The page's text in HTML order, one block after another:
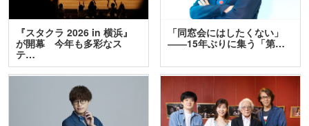
『スタクラ 2026 in 横浜』
が開幕 今年も多彩なス
テ…
「同窓会にはしたくない」
――15年ぶりに集う「第…